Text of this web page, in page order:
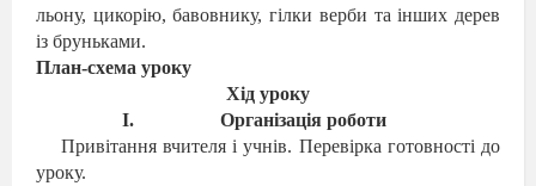
льону, цикорію, бавовнику, гілки верби та інших дерев
із бруньками.
План-схема уроку
Хід уроку
I.
Організація роботи
Привітання вчителя і учнів. Перевірка готовності до
уроку.